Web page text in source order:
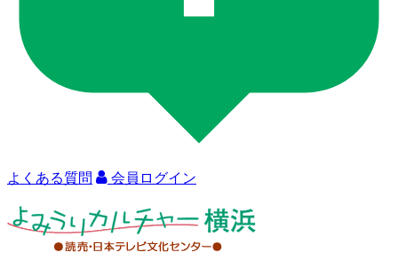
よくある質問 会員ログイン